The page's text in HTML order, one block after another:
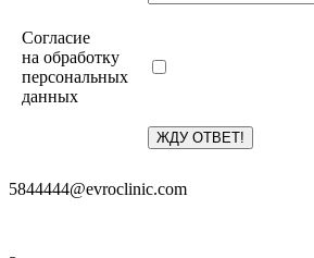
Согласие
на обработку
персональных
данных
5844444@evroclinic.com